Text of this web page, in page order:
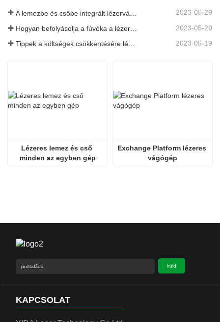
2023-05-29
2023-05-29
2023-05-19
Lézeres lemez és cső
minden az egyben gép
Exchange Platform lézeres
vágógép
küld
KAPCSOLAT